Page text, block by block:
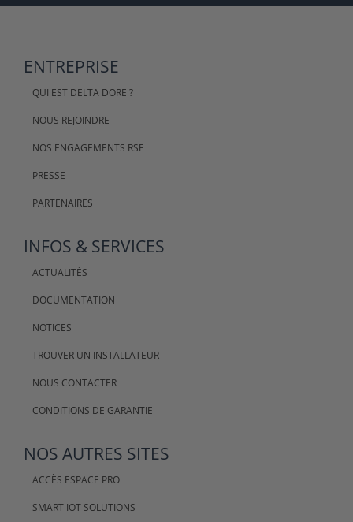
ENTREPRISE
QUI EST DELTA DORE ?
NOUS REJOINDRE
NOS ENGAGEMENTS RSE
PRESSE
PARTENAIRES
INFOS & SERVICES
ACTUALITÉS
DOCUMENTATION
NOTICES
TROUVER UN INSTALLATEUR
NOUS CONTACTER
CONDITIONS DE GARANTIE
NOS AUTRES SITES
ACCÈS ESPACE PRO
SMART IOT SOLUTIONS